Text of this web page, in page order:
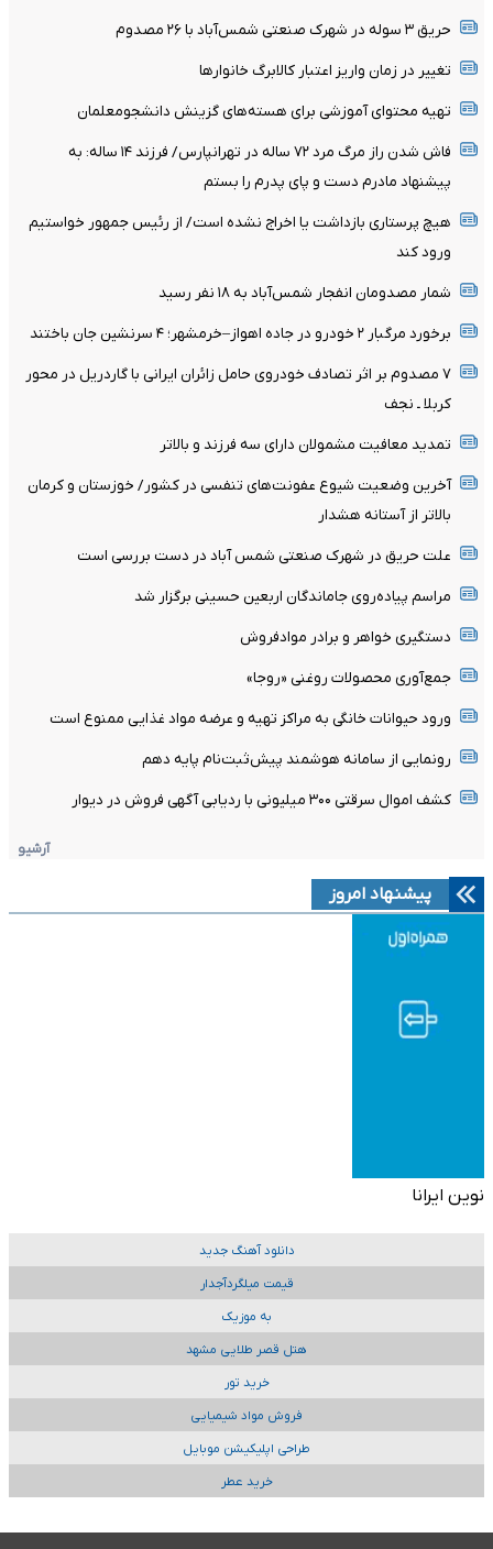
حریق ۳ سوله در شهرک صنعتی شمس‌آباد با ۲۶ مصدوم
تغییر در زمان واریز اعتبار کالابرگ خانوار‌ها
تهیه محتوای آموزشی برای هسته‌های گزینش دانشجومعلمان
فاش شدن راز مرگ مرد ۷۲ ساله در تهرانپارس/ فرزند ۱۴ ساله: به
پیشنهاد مادرم دست و پای پدرم را بستم
هیچ پرستاری بازداشت یا اخراج نشده است/ از رئیس جمهور خواستیم
ورود کند
شمار مصدومان انفجار شمس‌آباد به ۱۸ نفر رسید
برخورد مرگبار ۲ خودرو در جاده اهواز–خرمشهر؛ ۴ سرنشین جان باختند
۷ مصدوم بر اثر تصادف خودروی حامل زائران ایرانی با گاردریل در محور
کربلا ـ نجف
تمدید معافیت مشمولان دارای سه فرزند و بالا‌تر
آخرین وضعیت شیوع عفونت‌های تنفسی در کشور/ خوزستان و کرمان
بالاتر از آستانه هشدار
علت حریق در شهرک صنعتی شمس آباد در دست بررسی است
مراسم پیاده‌روی جاماندگان اربعین حسینی برگزار شد
دستگیری خواهر و برادر موادفروش
جمع‌آوری محصولات روغنی «روجا»
ورود حیوانات خانگی به مراکز تهیه و عرضه مواد غذایی ممنوع است
رونمایی از سامانه هوشمند پیش‌ثبت‌نام پایه دهم
کشف اموال سرقتی ۳۰۰ میلیونی با ردیابی آگهی فروش در دیوار
آرشیو
پیشنهاد امروز
نوین ایرانا
دانلود آهنگ جدید
قیمت میلگردآجدار
به موزیک
هتل قصر طلایی مشهد
خرید تور
فروش مواد شیمیایی
طراحی اپلیکیشن موبایل
خرید عطر